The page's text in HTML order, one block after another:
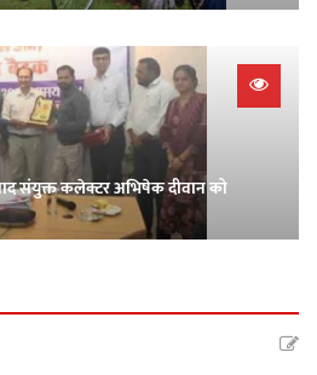
संयुक्त कलेक्टर अभिषेक दीवान को